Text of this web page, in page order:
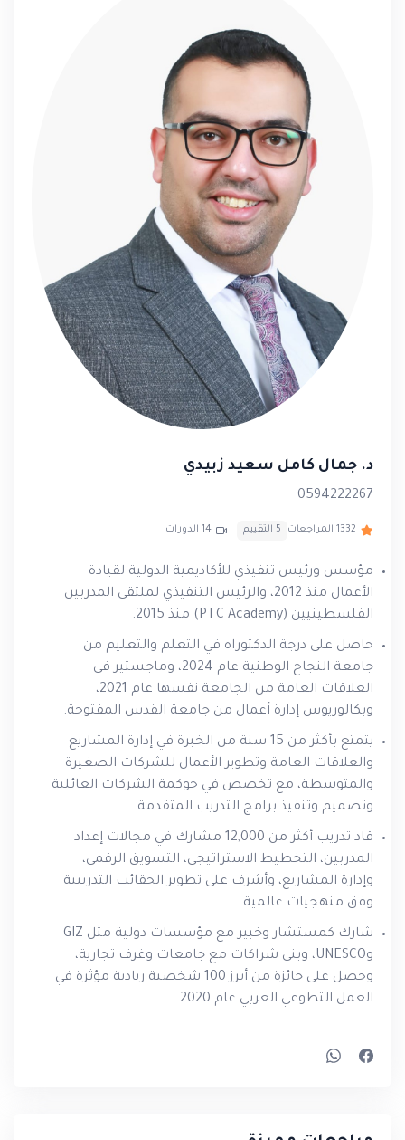
حل المشكلات
*الحصة المنهجية
الدخول للصف
نموذج 40
* هذه الدورة تؤهلك لامتلاك مهارات تطبيقية في
مجال التعليم .
* يحصل المشارك على شهادة معتمدة من وزارة
التربية والتعليم الفلسطيني.
* يحصل المشارك على المذكرة الاصلية من
* يحصل المشارك على تطبيقات ومهارات عملية
د. جمال كامل سعيد زبيدي
0594222267
1332 المراجعات 5 التقييم 14 الدورات
مؤسس ورئيس تنفيذي للأكاديمية الدولية لقيادة
الأعمال منذ 2012، والرئيس التنفيذي لملتقى المدربين
الفلسطينيين (PTC Academy) منذ 2015.
حاصل على درجة الدكتوراه في التعلم والتعليم من
جامعة النجاح الوطنية عام 2024، وماجستير في
العلاقات العامة من الجامعة نفسها عام 2021،
وبكالوريوس إدارة أعمال من جامعة القدس المفتوحة.
يتمتع بأكثر من 15 سنة من الخبرة في إدارة المشاريع
والعلاقات العامة وتطوير الأعمال للشركات الصغيرة
والمتوسطة، مع تخصص في حوكمة الشركات العائلية
وتصميم وتنفيذ برامج التدريب المتقدمة.
قاد تدريب أكثر من 12,000 مشارك في مجالات إعداد
المدربين، التخطيط الاستراتيجي، التسويق الرقمي،
وإدارة المشاريع، وأشرف على تطوير الحقائب التدريبية
وفق منهجيات عالمية.
شارك كمستشار وخبير مع مؤسسات دولية مثل GIZ
وUNESCO، وبنى شراكات مع جامعات وغرف تجارية،
وحصل على جائزة من أبرز 100 شخصية ريادية مؤثرة في
العمل التطوعي العربي عام 2020